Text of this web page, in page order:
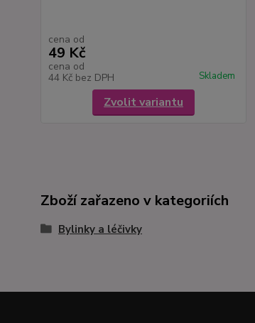
cena od
49 Kč
cena od
44 Kč bez DPH Skladem
Zvolit variantu
Zboží zařazeno v kategoriích
Bylinky a léčivky